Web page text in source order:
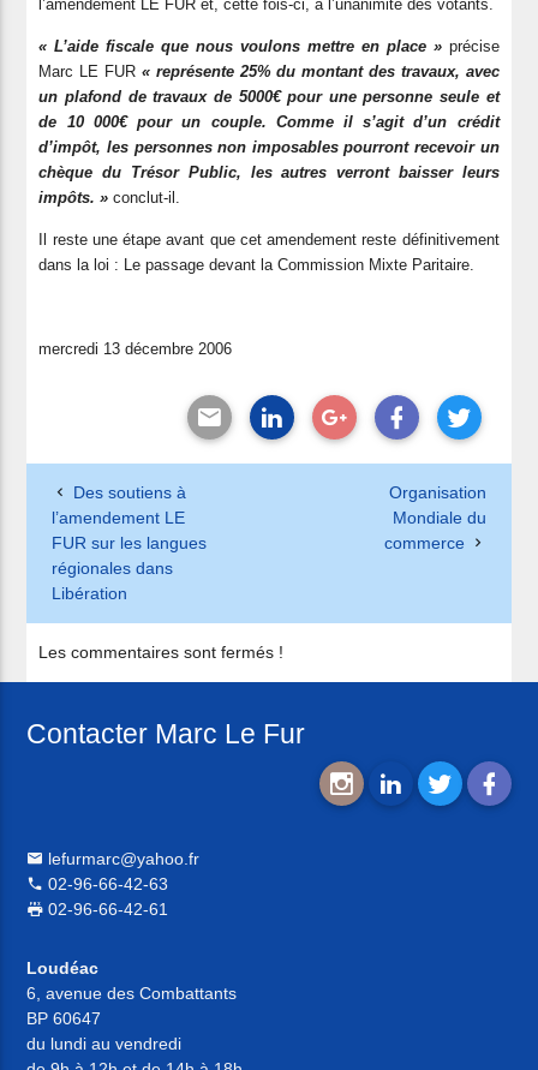
l’amendement LE FUR et, cette fois-ci, à l’unanimité des votants.
« L’aide fiscale que nous voulons mettre en place »précise
Marc LE FUR « représente 25% du montant des travaux, avec
un plafond de travaux de 5000€ pour une personne seule et
de 10 000€ pour un couple. Comme il s’agit d’un crédit
d’impôt, les personnes non imposables pourront recevoir un
chèque du Trésor Public, les autres verront baisser leurs
impôts. » conclut-il.
Il reste une étape avant que cet amendement reste définitivement
dans la loi : Le passage devant la Commission Mixte Paritaire.
mercredi 13 décembre 2006
Des soutiens à
l’amendement LE
FUR sur les langues
régionales dans
Libération
Organisation
Mondiale du
commerce
Les commentaires sont fermés !
Contacter Marc Le Fur
lefurmarc@yahoo.fr
02-96-66-42-63
02-96-66-42-61
Loudéac
6, avenue des Combattants
BP 60647
du lundi au vendredi